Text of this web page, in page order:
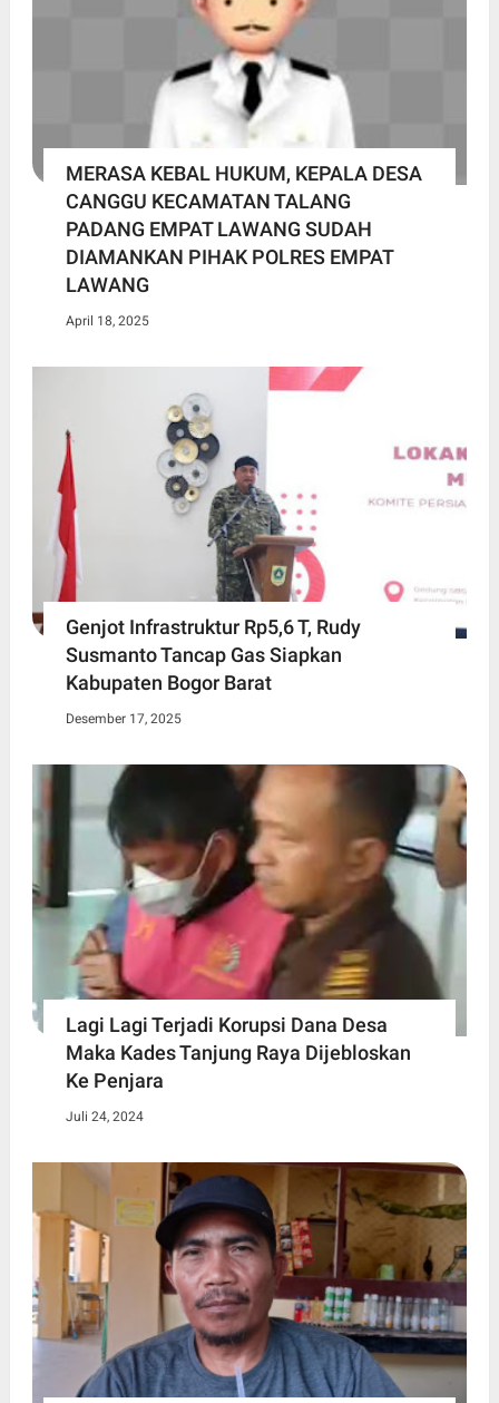
MERASA KEBAL HUKUM, KEPALA DESA
CANGGU KECAMATAN TALANG
PADANG EMPAT LAWANG SUDAH
DIAMANKAN PIHAK POLRES EMPAT
LAWANG
April 18, 2025
Genjot Infrastruktur Rp5,6 T, Rudy
Susmanto Tancap Gas Siapkan
Kabupaten Bogor Barat
Desember 17, 2025
Lagi Lagi Terjadi Korupsi Dana Desa
Maka Kades Tanjung Raya Dijebloskan
Ke Penjara
Juli 24, 2024